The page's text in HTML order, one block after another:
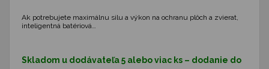
Ak potrebujete maximálnu silu a výkon na ochranu plôch a zvierat,
inteligentná batériová…
Skladom u dodávateľa 5 alebo viac ks – dodanie do